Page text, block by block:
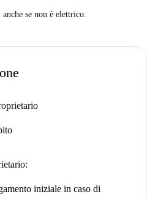
se non è elettrico.
iniziale in caso di